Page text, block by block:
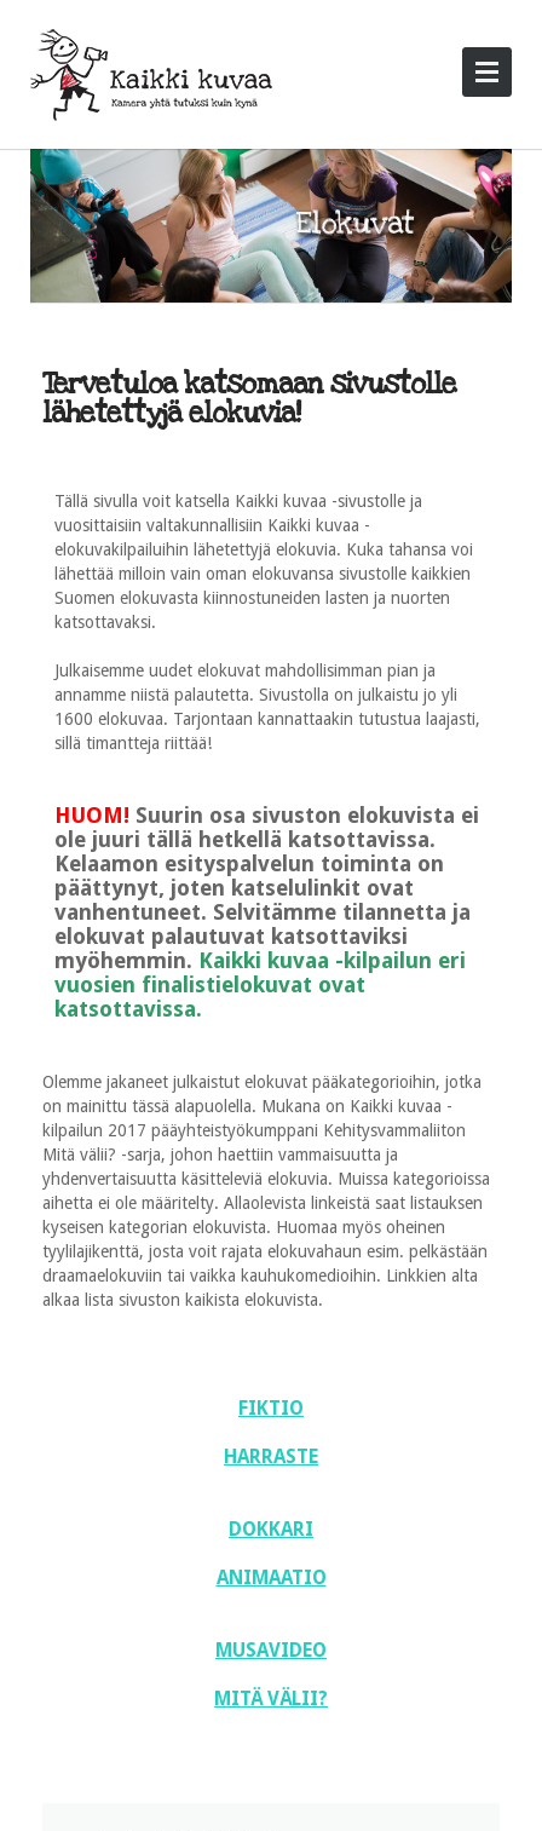
Tervetuloa katsomaan sivustolle
lähetettyjä elokuvia!
Tällä sivulla voit katsella Kaikki kuvaa -sivustolle ja
vuosittaisiin valtakunnallisiin Kaikki kuvaa -
elokuvakilpailuihin lähetettyjä elokuvia. Kuka tahansa voi
lähettää milloin vain oman elokuvansa sivustolle kaikkien
Suomen elokuvasta kiinnostuneiden lasten ja nuorten
katsottavaksi.
Julkaisemme uudet elokuvat mahdollisimman pian ja
annamme niistä palautetta. Sivustolla on julkaistu jo yli
1600 elokuvaa. Tarjontaan kannattaakin tutustua laajasti,
sillä timantteja riittää!
HUOM! Suurin osa sivuston elokuvista ei
ole juuri tällä hetkellä katsottavissa.
Kelaamon esityspalvelun toiminta on
päättynyt, joten katselulinkit ovat
vanhentuneet. Selvitämme tilannetta ja
elokuvat palautuvat katsottaviksi
myöhemmin. Kaikki kuvaa -kilpailun eri
vuosien finalistielokuvat ovat
katsottavissa.
Olemme jakaneet julkaistut elokuvat pääkategorioihin, jotka
on mainittu tässä alapuolella. Mukana on Kaikki kuvaa -
kilpailun 2017 pääyhteistyökumppani Kehitysvammaliiton
Mitä välii? -sarja, johon haettiin vammaisuutta ja
yhdenvertaisuutta käsitteleviä elokuvia. Muissa kategorioissa
aihetta ei ole määritelty. Allaolevista linkeistä saat listauksen
kyseisen kategorian elokuvista. Huomaa myös oheinen
tyylilajikenttä, josta voit rajata elokuvahaun esim. pelkästään
draamaelokuviin tai vaikka kauhukomedioihin. Linkkien alta
alkaa lista sivuston kaikista elokuvista.
FIKTIO
HARRASTE
DOKKARI
ANIMAATIO
MUSAVIDEO
MITÄ VÄLII?